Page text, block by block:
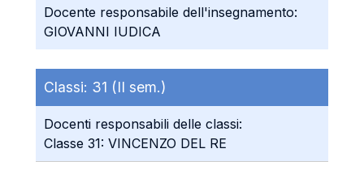
Docente responsabile dell'insegnamento:
GIOVANNI IUDICA
Classi: 31 (II sem.)
Docenti responsabili delle classi:
Classe 31: VINCENZO DEL RE